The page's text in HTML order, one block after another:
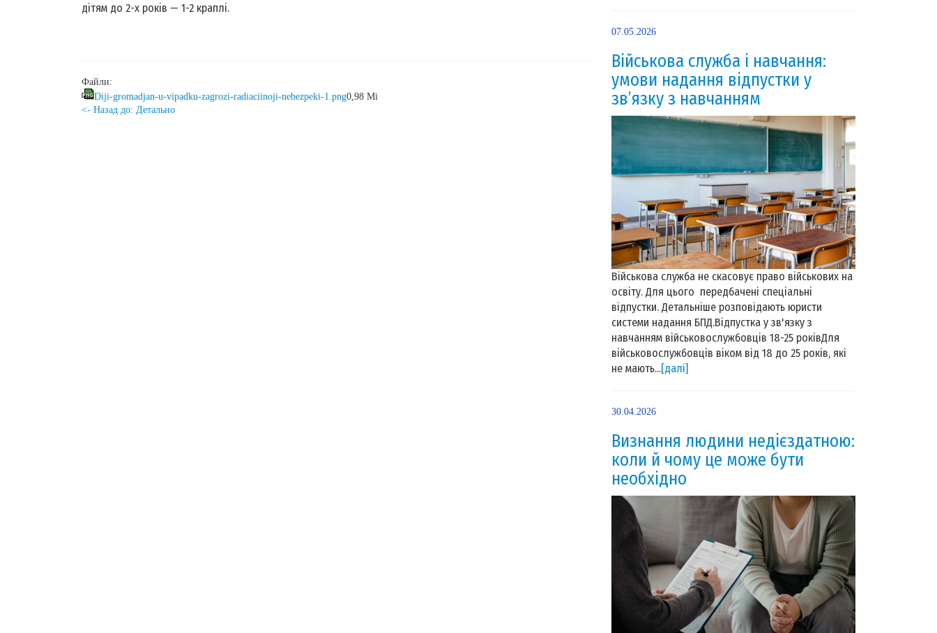
дітям до 2-х років — 1-2 краплі.
Файли:
Diji-gromadjan-u-vipadku-zagrozi-radiaciinoji-nebezpeki-1.png0,98 Mi
<- Назад до: Детально
07.05.2026
Військова служба і навчання:
умови надання відпустки у
зв’язку з навчанням
Військова служба не скасовує право військових на
освіту. Для цього передбачені спеціальні
відпустки. Детальніше розповідають юристи
системи надання БПД.Відпустка у зв'язку з
навчанням військовослужбовців 18-25 роківДля
військовослужбовців віком від 18 до 25 років, які
не мають...[далі]
30.04.2026
Визнання людини недієздатною:
коли й чому це може бути
необхідно